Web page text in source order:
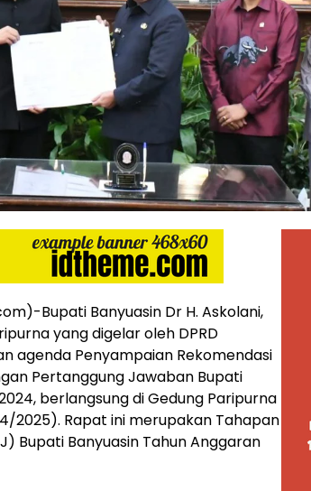
Bupati Banyuasin Dr H. Askolani,
yang digelar oleh DPRD
agenda Penyampaian Rekomendasi
Pertanggung Jawaban Bupati
berlangsung di Gedung Paripurna
2025). Rapat ini merupakan Tahapan
Bupati Banyuasin Tahun Anggaran